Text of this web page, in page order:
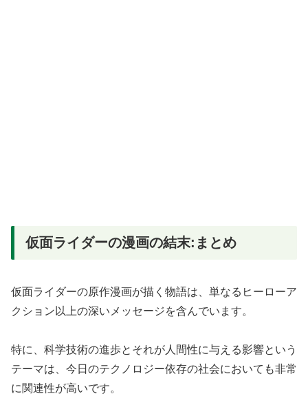
仮面ライダーの漫画の結末:まとめ
仮面ライダーの原作漫画が描く物語は、単なるヒーローア
クション以上の深いメッセージを含んでいます。
特に、科学技術の進歩とそれが人間性に与える影響という
テーマは、今日のテクノロジー依存の社会においても非常
に関連性が高いです。